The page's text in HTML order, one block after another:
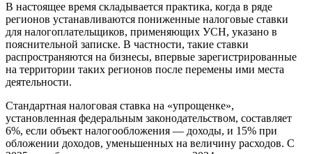
В настоящее время складывается практика, когда в ряде
регионов устанавливаются пониженные налоговые ставки
для налогоплательщиков, применяющих УСН, указано в
пояснительной записке. В частности, такие ставки
распространяются на бизнесы, впервые зарегистрированные
на территории таких регионов после перемены ими места
деятельности.
Стандартная налоговая ставка на «упрощенке»,
установленная федеральным законодательством, составляет
6%, если объект налогообложения — доходы, и 15% при
обложении доходов, уменьшенных на величину расходов. С